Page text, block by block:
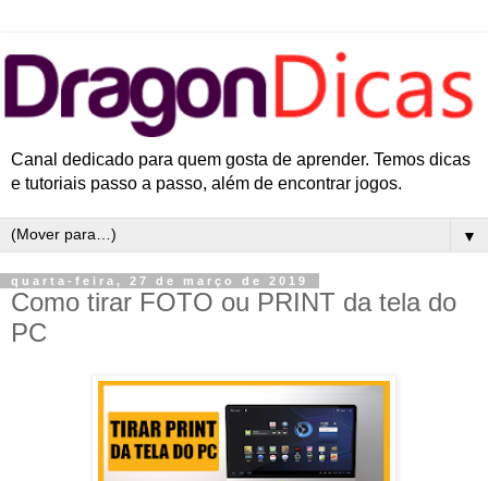
Canal dedicado para quem gosta de aprender. Temos dicas
e tutoriais passo a passo, além de encontrar jogos.
▼
quarta-feira, 27 de março de 2019
Como tirar FOTO ou PRINT da tela do
PC